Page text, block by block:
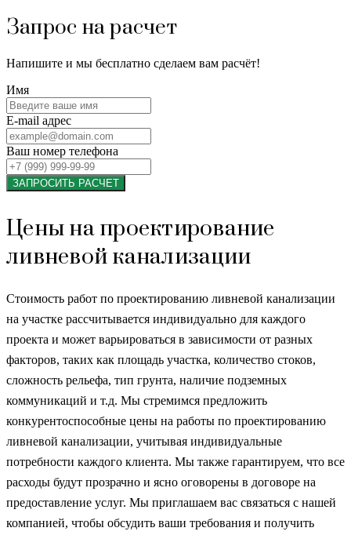
Запрос на расчет
Напишите и мы бесплатно сделаем вам расчёт!
Имя
E-mail адрес
Ваш номер телефона
ЗАПРОСИТЬ РАСЧЕТ
Цены на проектирование
ливневой канализации
Стоимость работ по проектированию ливневой канализации
на участке рассчитывается индивидуально для каждого
проекта и может варьироваться в зависимости от разных
факторов, таких как площадь участка, количество стоков,
сложность рельефа, тип грунта, наличие подземных
коммуникаций и т.д. Мы стремимся предложить
конкурентоспособные цены на работы по проектированию
ливневой канализации, учитывая индивидуальные
потребности каждого клиента. Мы также гарантируем, что все
расходы будут прозрачно и ясно оговорены в договоре на
предоставление услуг. Мы приглашаем вас связаться с нашей
компанией, чтобы обсудить ваши требования и получить